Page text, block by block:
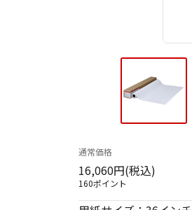
通常価格
16,060円(税込)
160ポイント